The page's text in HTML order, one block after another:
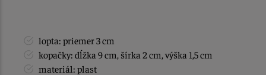
lopta: priemer 3 cm
kopačky: dĺžka 9 cm, šírka 2 cm, výška 1,5 cm
materiál: plast